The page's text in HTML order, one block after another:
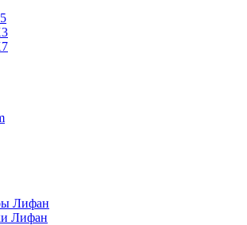
Лифан
Лифан